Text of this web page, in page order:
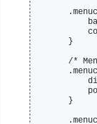
    }
/*
    }